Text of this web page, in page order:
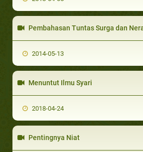
Pembahasan Tuntas Surga dan
2014-05-13
Menuntut Ilmu Syari
2018-04-24
Pentingnya Niat